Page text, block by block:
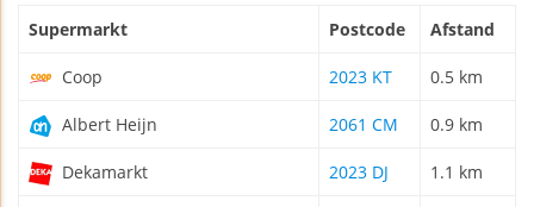
Supermarkt Postcode Afstand
Coop 2023 KT 0.5 km
Albert Heijn 2061 CM 0.9 km
Dekamarkt 2023 DJ 1.1 km